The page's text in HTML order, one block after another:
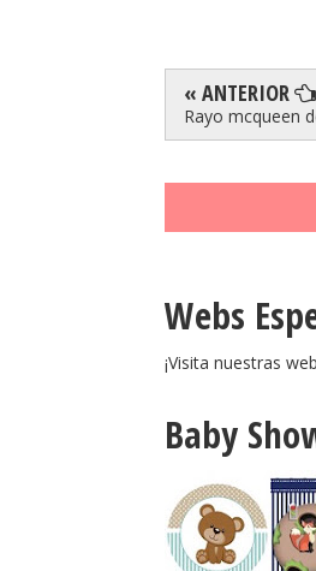
« ANTERIOR
Rayo mcqueen
Webs
¡Visita nuestras
Baby